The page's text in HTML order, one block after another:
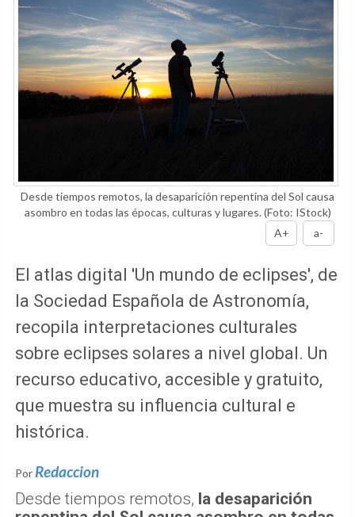
Desde tiempos remotos, la desaparición repentina del Sol causa
asombro en todas las épocas, culturas y lugares.(Foto: IStock)
A+
a-
El atlas digital 'Un mundo de eclipses', de
la Sociedad Española de Astronomía,
recopila interpretaciones culturales
sobre eclipses solares a nivel global. Un
recurso educativo, accesible y gratuito,
que muestra su influencia cultural e
histórica.
Por Redaccion
Desde tiempos remotos, la desaparición